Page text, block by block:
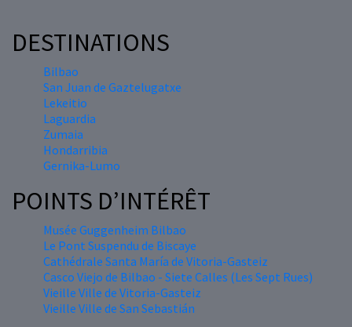
DESTINATIONS
Bilbao
San Juan de Gaztelugatxe
Lekeitio
Laguardia
Zumaia
Hondarribia
Gernika-Lumo
POINTS D’INTÉRÊT
Musée Guggenheim Bilbao
Le Pont Suspendu de Biscaye
Cathédrale Santa María de Vitoria-Gasteiz
Casco Viejo de Bilbao - Siete Calles (Les Sept Rues)
Vieille Ville de Vitoria-Gasteiz
Vieille Ville de San Sebastián